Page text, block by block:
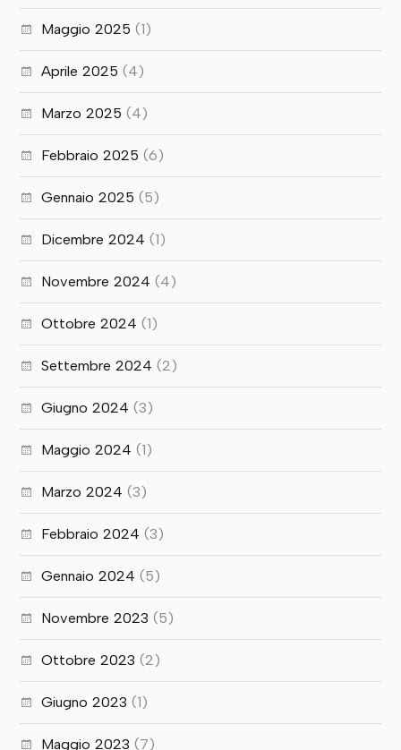
Maggio 2025 (1)
Aprile 2025 (4)
Marzo 2025 (4)
Febbraio 2025 (6)
Gennaio 2025 (5)
Dicembre 2024 (1)
Novembre 2024 (4)
Ottobre 2024 (1)
Settembre 2024 (2)
Giugno 2024 (3)
Maggio 2024 (1)
Marzo 2024 (3)
Febbraio 2024 (3)
Gennaio 2024 (5)
Novembre 2023 (5)
Ottobre 2023 (2)
Giugno 2023 (1)
Maggio 2023 (7)